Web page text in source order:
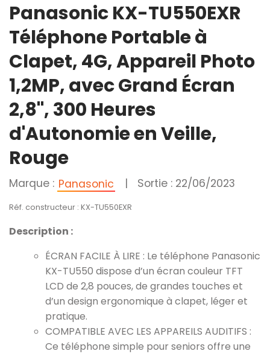
Panasonic KX-TU550EXR
Téléphone Portable à
Clapet, 4G, Appareil Photo
1,2MP, avec Grand Écran
2,8", 300 Heures
d'Autonomie en Veille,
Rouge
Marque : Panasonic | Sortie : 22/06/2023
Réf. constructeur : KX-TU550EXR
Description :
ÉCRAN FACILE À LIRE : Le téléphone Panasonic
KX-TU550 dispose d’un écran couleur TFT
LCD de 2,8 pouces, de grandes touches et
d’un design ergonomique à clapet, léger et
pratique.
COMPATIBLE AVEC LES APPAREILS AUDITIFS :
Ce téléphone simple pour seniors offre une